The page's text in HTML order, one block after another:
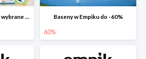
Wakacje z maluchem - wybrane zabawki Fisher-Price w Empiku-20% Baseny w Empiku do -60%
60%